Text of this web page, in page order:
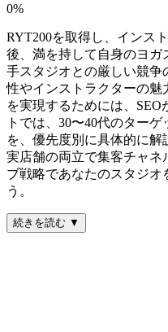
0%
RYT200を取得し、インス
後、満を持して自身のヨガ
手スタジオとの厳しい競争
性やインストラクターの魅
を実現するためには、
トでは、30〜40代のター
を、優先度別に具体的に解
実店舗の両立で集客チャネ
ブ戦略であなたのスタジオ
う。
続きを読む ▼